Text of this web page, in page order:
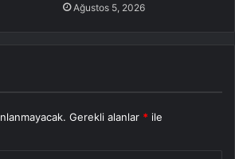
Ağustos 5, 2026
Gerekli alanlar * ile